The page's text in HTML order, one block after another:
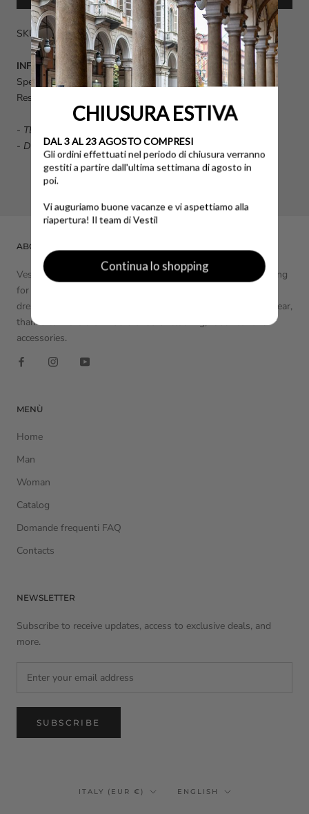
SKU: 000006018COMMON PROJECTAMBRA-34
INFO UTILI
Spese di spedizione calcolate al momento dell'acquisto.
Reso disponibile fino a 14 giorni dalla data di consegna.
- TERMINI E CONDIZIONI GENERALI DI VENDITA
- DOMANDE FREQUENTI FAQ
ABOUT VESTIL
Vestil is one of the reference points in Turin for quality clothing
for men and women. Our shop is characterized by style in
dressing, both in elegant and formal clothing and in sportswear,
thanks to more than 135 brands of clothing, footwear and
accessories.
MENÙ
Home
Man
Woman
Catalog
Domande frequenti FAQ
Contacts
NEWSLETTER
Subscribe to receive updates, access to exclusive deals, and
more.
SUBSCRIBE
Country/region
ITALY (EUR €) Language
ENGLISH
CHIUSURA ESTIVA
DAL 3 AL 23 AGOSTO COMPRESI
Gli ordini effettuati nel periodo di chiusura verranno
gestiti a partire dall'ultima settimana di agosto in
poi.
Vi auguriamo buone vacanze e vi aspettiamo alla
riapertura! Il team di Vestil
Continua lo shopping